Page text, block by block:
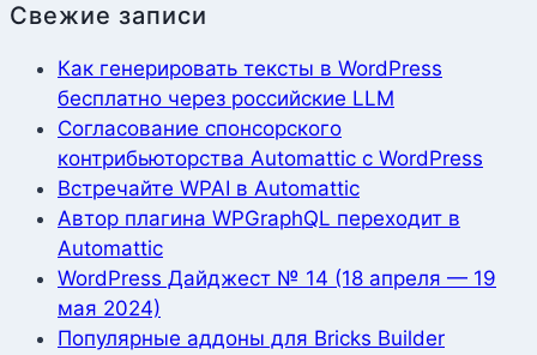
Свежие записи
Как генерировать тексты в WordPress
бесплатно через российские LLM
Согласование спонсорского
контрибьюторства Automattic с WordPress
Встречайте WPAI в Automattic
Автор плагина WPGraphQL переходит в
Automattic
WordPress Дайджест № 14 (18 апреля — 19
мая 2024)
Популярные аддоны для Bricks Builder